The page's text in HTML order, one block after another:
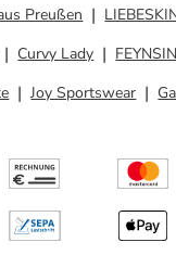
Preußen
Curvy Lady
Joy Sportswear